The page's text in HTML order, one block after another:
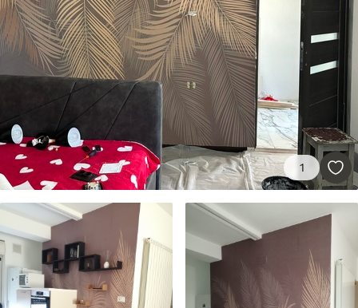
Materiales disponibles
Estándar
.33 .00 $U/m²
Premium
1808.33 1085.00$U/m²
Vinilo Premium
1990 $U /m²
1